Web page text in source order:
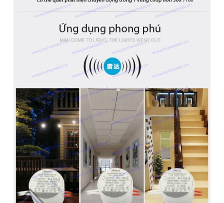
125.000 358.000
TIRFV1
1.800.000₫
279.000₫–
Đăng Ký Nhận Ưu đãi qua Email
Cam kết không Spam, vui lòng xác nhận OTP trong email
Đăng ký
GIỚI THIỆU
Kết nối:
1k sub
27k fan
Zalo Official: